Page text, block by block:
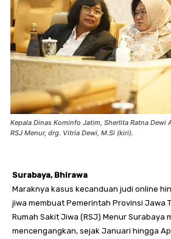
Kepala Dinas Kominfo Jatim, Sherlita Ratna
RSJ Menur, drg. Vitria Dewi, M.Si (kiri).
Surabaya, Bhirawa
Maraknya kasus kecanduan judi online
jiwa membuat Pemerintah Provinsi Jawa
Rumah Sakit Jiwa (RSJ) Menur Surabaya
mencengangkan, sejak Januari hingga